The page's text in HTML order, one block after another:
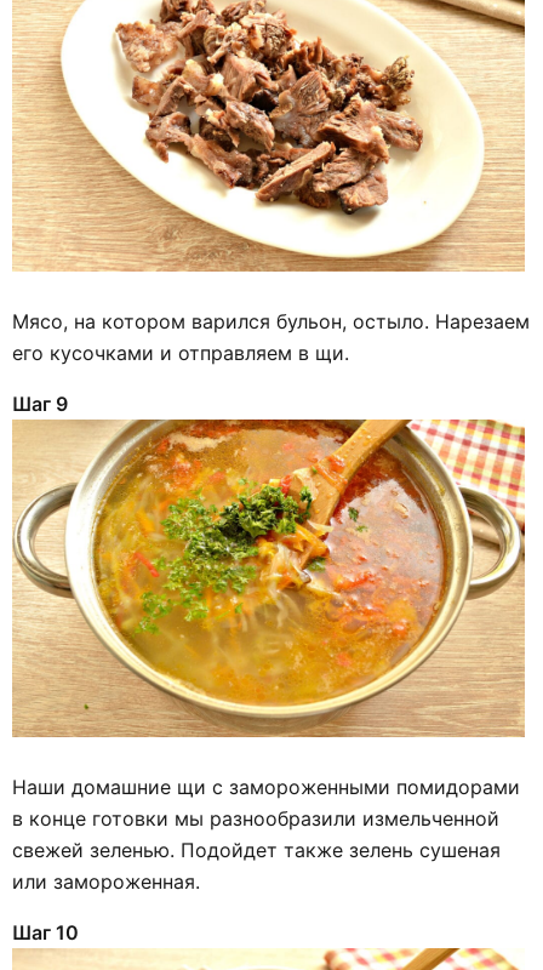
Мясо, на котором варился бульон, остыло. Нарезаем
его кусочками и отправляем в щи.
Шаг 9
Наши домашние щи с замороженными помидорами
в конце готовки мы разнообразили измельченной
свежей зеленью. Подойдет также зелень сушеная
или замороженная.
Шаг 10